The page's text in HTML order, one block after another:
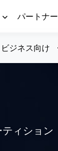
パートナー
ビジネス向け
ィション